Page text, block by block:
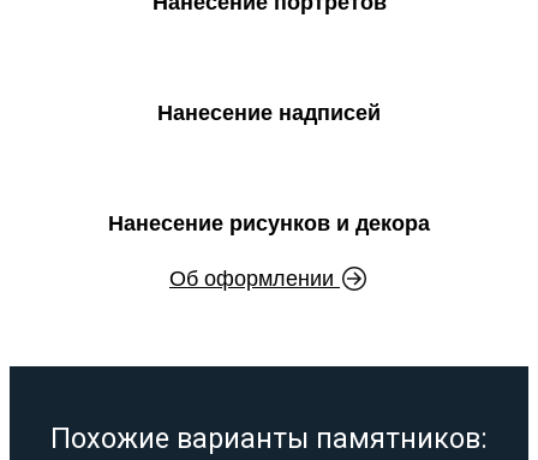
Нанесение надписей
Нанесение рисунков и декора
Об оформлении
Похожие варианты памятников: